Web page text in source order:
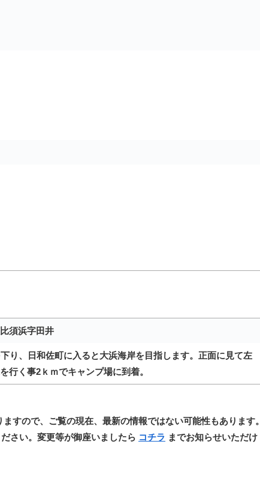
須浜字田井
り、日和佐町に入ると大浜海岸を目指します。正面に見て左
行く事2ｋｍでキャンプ場に到着。
すので、ご覧の現在、最新の情報ではない可能性もあります。
さい。変更等が御座いましたら コチラ までお知らせいただけ